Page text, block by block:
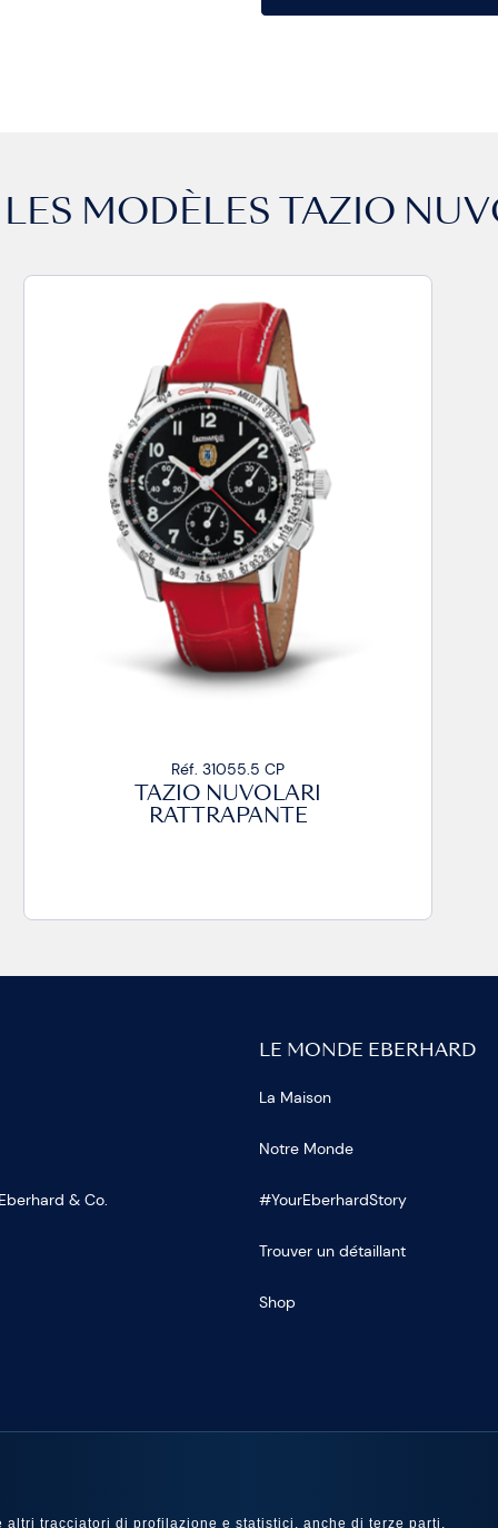
MODÈLES TAZIO
Réf. 31055.5 CP
TAZIO NUVOLARI
RATTRAPANTE
& Co.
LE MONDE EBERHARD
La Maison
Notre Monde
#YourEberhardStory
Trouver un détaillant
Shop
tracciatori di profilazione e statistici, anche di terze parti,